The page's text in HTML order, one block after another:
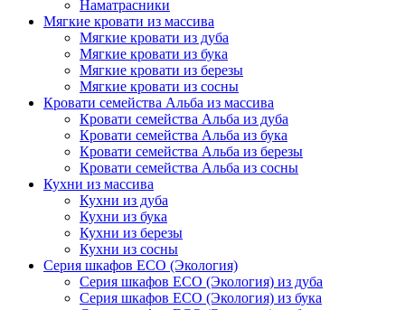
Наматрасники
Мягкие кровати из массива
Мягкие кровати из дуба
Мягкие кровати из бука
Мягкие кровати из березы
Мягкие кровати из сосны
Кровати семейства Альба из массива
Кровати семейства Альба из дуба
Кровати семейства Альба из бука
Кровати семейства Альба из березы
Кровати семейства Альба из сосны
Кухни из массива
Кухни из дуба
Кухни из бука
Кухни из березы
Кухни из сосны
Серия шкафов ECO (Экология)
Серия шкафов ECO (Экология) из дуба
Серия шкафов ECO (Экология) из бука